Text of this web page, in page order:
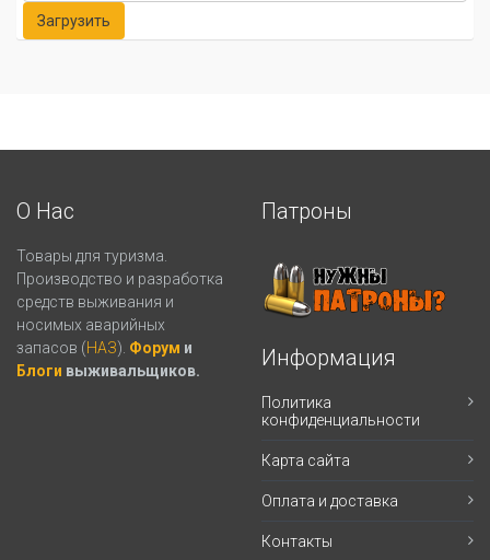
О Нас
Товары для туризма.
Производство и разработка
средств выживания и
носимых аварийных
запасов (НАЗ). Форум и
Блоги выживальщиков.
Патроны
Информация
Политика
конфиденциальности
Карта сайта
Оплата и доставка
Контакты